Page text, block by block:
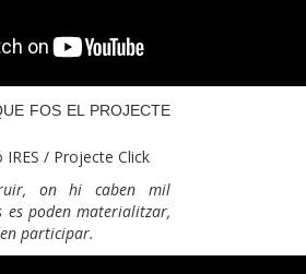
FOS EL PROJECTE
IRES / Projecte Click
on hi caben mil
es poden materialitzar,
participar.